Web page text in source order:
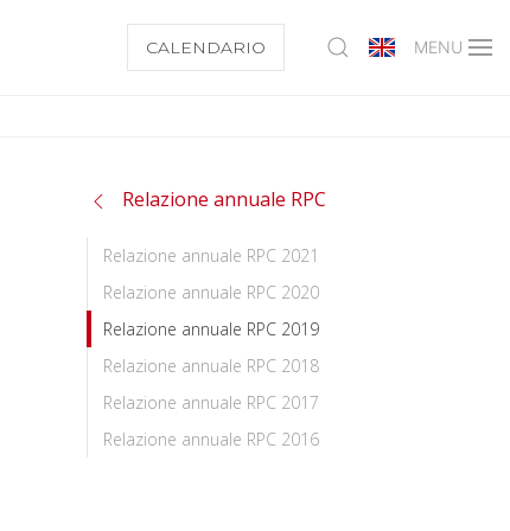
CALENDARIO MENU
Relazione annuale RPC
Relazione annuale RPC 2021
Relazione annuale RPC 2020
Relazione annuale RPC 2019
Relazione annuale RPC 2018
Relazione annuale RPC 2017
Relazione annuale RPC 2016